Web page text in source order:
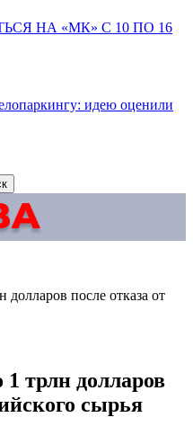
НА «МК» С 10 ПО 16
идею оценили
долларов после отказа от
трлн долларов
сырья